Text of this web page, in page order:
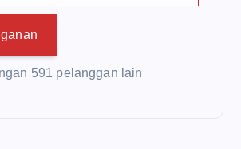
591 pelanggan lain